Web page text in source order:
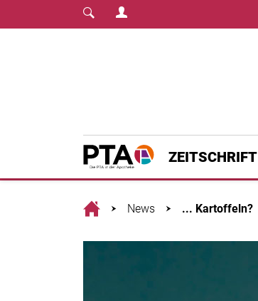
Login Menu
Home
ZEITSCHRIFT
HomeNews ... Kartoffeln?